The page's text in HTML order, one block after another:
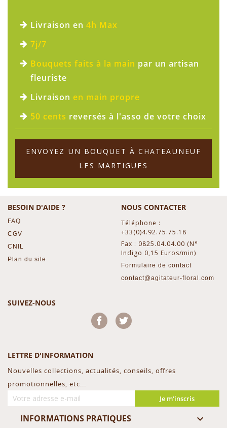
Livraison en 4h Max
7j/7
Bouquets faits à la main par un artisan
fleuriste
Livraison en main propre
50 cents reversés à l'asso de votre choix
ENVOYEZ UN BOUQUET À CHATEAUNEUF
LES MARTIGUES
BESOIN D'AIDE ?
FAQ
CGV
CNIL
Plan du site
NOUS CONTACTER
Téléphone :
+33(0)4.92.75.75.18
Fax : 0825.04.04.00 (N°
Indigo 0,15 Euros/min)
Formulaire de contact
contact@agitateur-floral.com
SUIVEZ-NOUS
Facebook
LETTRE D'INFORMATION
Nouvelles collections, actualités, conseils, offres
promotionnelles, etc...
Je m'inscris
INFORMATIONS PRATIQUES 